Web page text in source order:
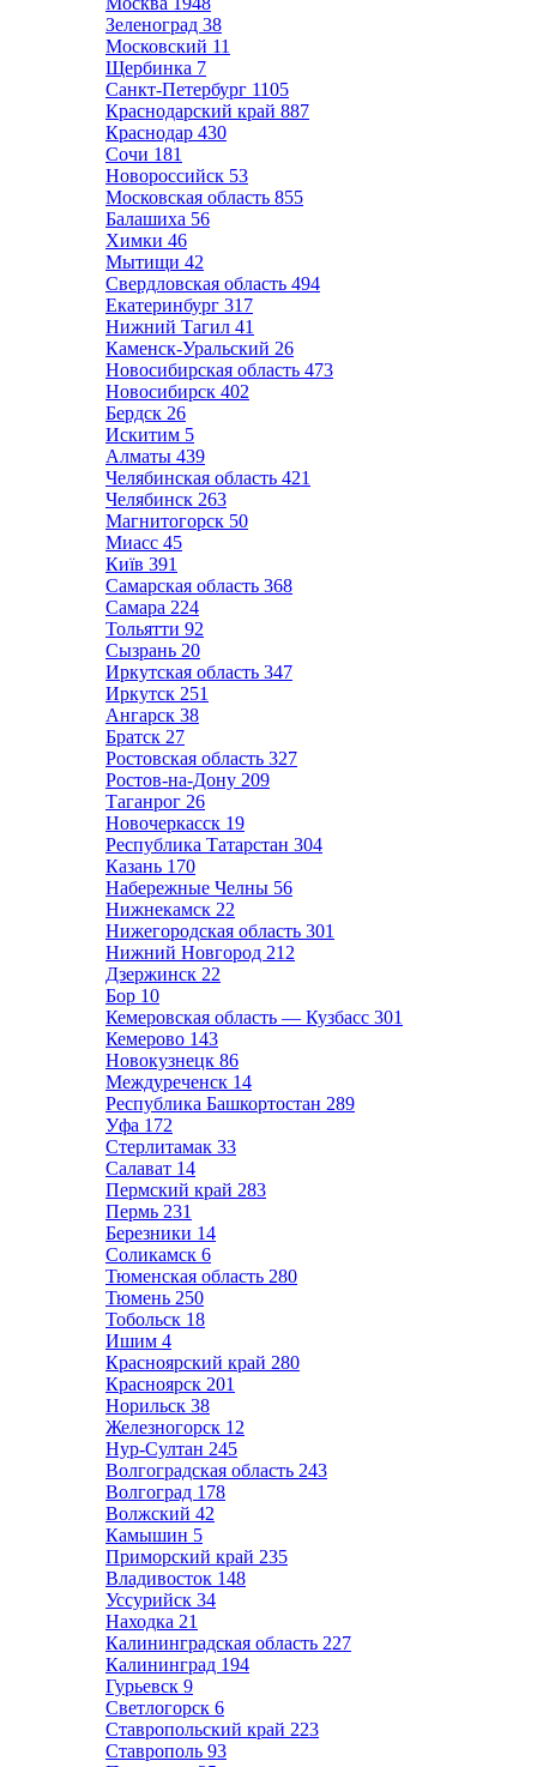
Зеленоград 38
Московский 11
Щербинка 7
Санкт-Петербург 1105
Краснодарский край 887
Краснодар 430
Сочи 181
Новороссийск 53
Московская область 855
Балашиха 56
Химки 46
Мытищи 42
Свердловская область 494
Екатеринбург 317
Нижний Тагил 41
Каменск-Уральский 26
Новосибирская область 473
Новосибирск 402
Бердск 26
Искитим 5
Алматы 439
Челябинская область 421
Челябинск 263
Магнитогорск 50
Миасс 45
Київ 391
Самарская область 368
Самара 224
Тольятти 92
Сызрань 20
Иркутская область 347
Иркутск 251
Ангарск 38
Братск 27
Ростовская область 327
Ростов-на-Дону 209
Таганрог 26
Новочеркасск 19
Республика Татарстан 304
Казань 170
Набережные Челны 56
Нижнекамск 22
Нижегородская область 301
Нижний Новгород 212
Дзержинск 22
Бор 10
Кемеровская область — Кузбасс 301
Кемерово 143
Новокузнецк 86
Междуреченск 14
Республика Башкортостан 289
Уфа 172
Стерлитамак 33
Салават 14
Пермский край 283
Пермь 231
Березники 14
Соликамск 6
Тюменская область 280
Тюмень 250
Тобольск 18
Ишим 4
Красноярский край 280
Красноярск 201
Норильск 38
Железногорск 12
Нур-Султан 245
Волгоградская область 243
Волгоград 178
Волжский 42
Камышин 5
Приморский край 235
Владивосток 148
Уссурийск 34
Находка 21
Калининградская область 227
Калининград 194
Гурьевск 9
Светлогорск 6
Ставропольский край 223
Ставрополь 93